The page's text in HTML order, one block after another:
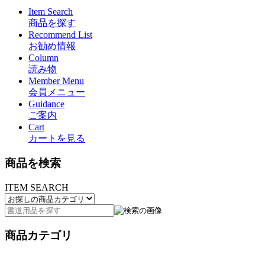
Item Search
商品を探す
Recommend List
お勧め情報
Column
読み物
Member Menu
会員メニュー
Guidance
ご案内
Cart
カートを見る
商品を検索
ITEM SEARCH
商品カテゴリ